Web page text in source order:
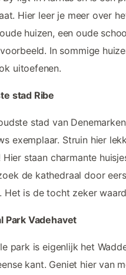
Hier leer je meer over
huizen, een oude
In sommige
uitoefenen.
stad Ribe
stad van
exemplaar. Struin hier
Hier staan charmante
de kathedraal door
Het is de tocht zeker
Park Vadehavet
park is eigenlijk het
kant. Geniet hier van